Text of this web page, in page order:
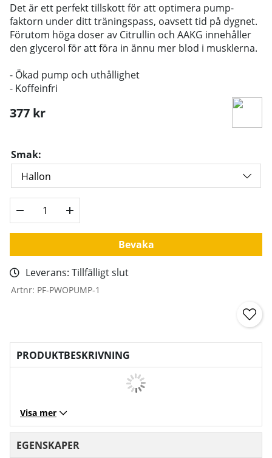
Det är ett perfekt tillskott för att optimera pump-
faktorn under ditt träningspass, oavsett tid på dygnet.
Förutom höga doser av Citrullin och AAKG innehåller
den glycerol för att föra in ännu mer blod i musklerna.
- Ökad pump och uthållighet
- Koffeinfri
377 kr
Smak:
Bevaka
Leverans: Tillfälligt slut
Artnr: PF-PWOPUMP-1
PRODUKTBESKRIVNING
Visa mer
EGENSKAPER